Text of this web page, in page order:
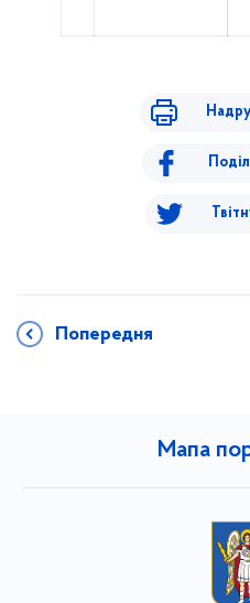
Попередня
Мапа